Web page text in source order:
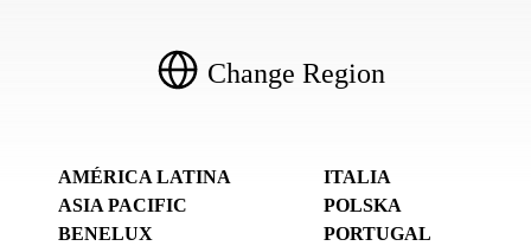
Change Region
AMÉRICA LATINA
ASIA PACIFIC
BENELUX
ITALIA
POLSKA
PORTUGAL